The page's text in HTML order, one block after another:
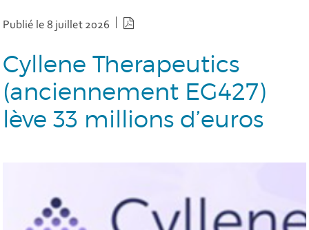
Publié le 8 juillet 2026
Cyllene Therapeutics
(anciennement EG427)
lève 33 millions d’euros